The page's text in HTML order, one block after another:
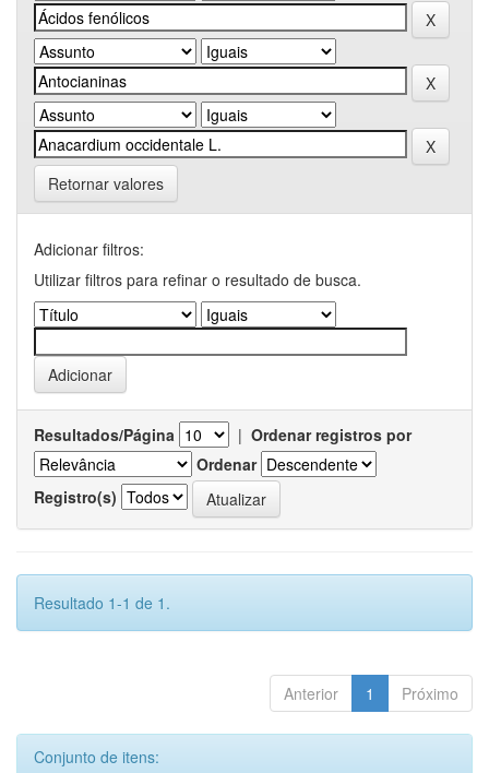
Retornar valores
Adicionar filtros:
Utilizar filtros para refinar o resultado de busca.
Resultados/Página | Ordenar registros por
Ordenar
Registro(s)
Resultado 1-1 de 1.
Anterior 1 Próximo
Conjunto de itens: